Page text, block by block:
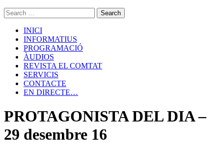
INICI
INFORMATIUS
PROGRAMACIÓ
ÀUDIOS
REVISTA EL COMTAT
SERVICIS
CONTACTE
EN DIRECTE…
PROTAGONISTA DEL DIA –
29 desembre 16